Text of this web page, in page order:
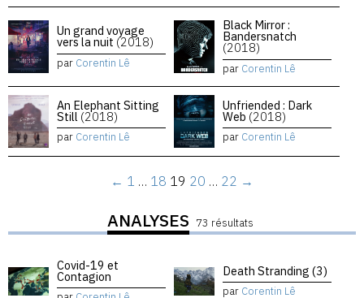
Un grand voyage
vers la nuit (2018)
par Corentin Lê
Black Mirror :
Bandersnatch
(2018)
par Corentin Lê
An Elephant Sitting
Still (2018)
par Corentin Lê
Unfriended : Dark
Web (2018)
par Corentin Lê
← 1 … 18 19 20 … 22 →
ANALYSES 73 résultats
Covid-19 et
Contagion Death Stranding (3)
par Corentin Lê